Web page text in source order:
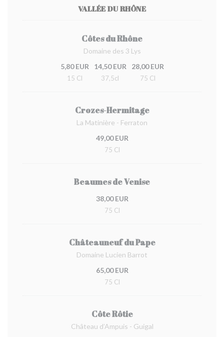
VALLÉE DU RHÔNE
Côtes du Rhône
Domaine des 3 Lys
5,80 EUR
15 Cl
14,50 EUR
37,5cl
28,00 EUR
75 Cl
Crozes-Hermitage
La Matinière - Ferraton
49,00 EUR
75 Cl
Beaumes de Venise
38,00 EUR
75 Cl
Châteauneuf du Pape
Domaine Lucien Barrot
65,00 EUR
75 Cl
Côte Rôtie
Château d’Ampuis - Guigal